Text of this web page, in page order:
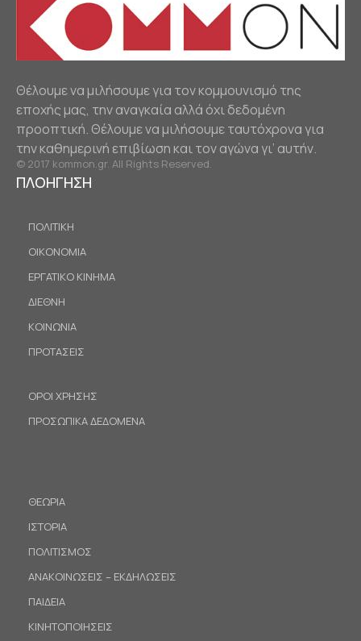
Θέλουμε να μιλήσουμε για τον κομμουνισμό της
εποχής μας, την αναγκαία αλλά όχι δεδομένη
προοπτική. Θέλουμε να μιλήσουμε ταυτόχρονα για
την καθημερινή επιβίωση και τον αγώνα γι’ αυτήν.
© 2017 kommon.gr. All Rights Reserved.
ΠΛΟΗΓΗΣΗ
ΠΟΛΙΤΙΚΗ
ΟΙΚΟΝΟΜΙΑ
ΕΡΓΑΤΙΚΟ ΚΙΝΗΜΑ
ΔΙΕΘΝΗ
ΚΟΙΝΩΝΙΑ
ΠΡΟΤΑΣΕΙΣ
ΟΡΟΙ ΧΡΗΣΗΣ
ΠΡΟΣΩΠΙΚΑ ΔΕΔΟΜΕΝΑ
ΘΕΩΡΙΑ
ΙΣΤΟΡΙΑ
ΠΟΛΙΤΙΣΜΟΣ
ΑΝΑΚΟΙΝΩΣΕΙΣ – ΕΚΔΗΛΩΣΕΙΣ
ΠΑΙΔΕΙΑ
ΚΙΝΗΤΟΠΟΙΗΣΕΙΣ